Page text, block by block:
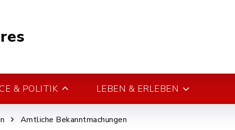
& POLITIK LEBEN & ERLEBEN
Amtliche Bekanntmachungen